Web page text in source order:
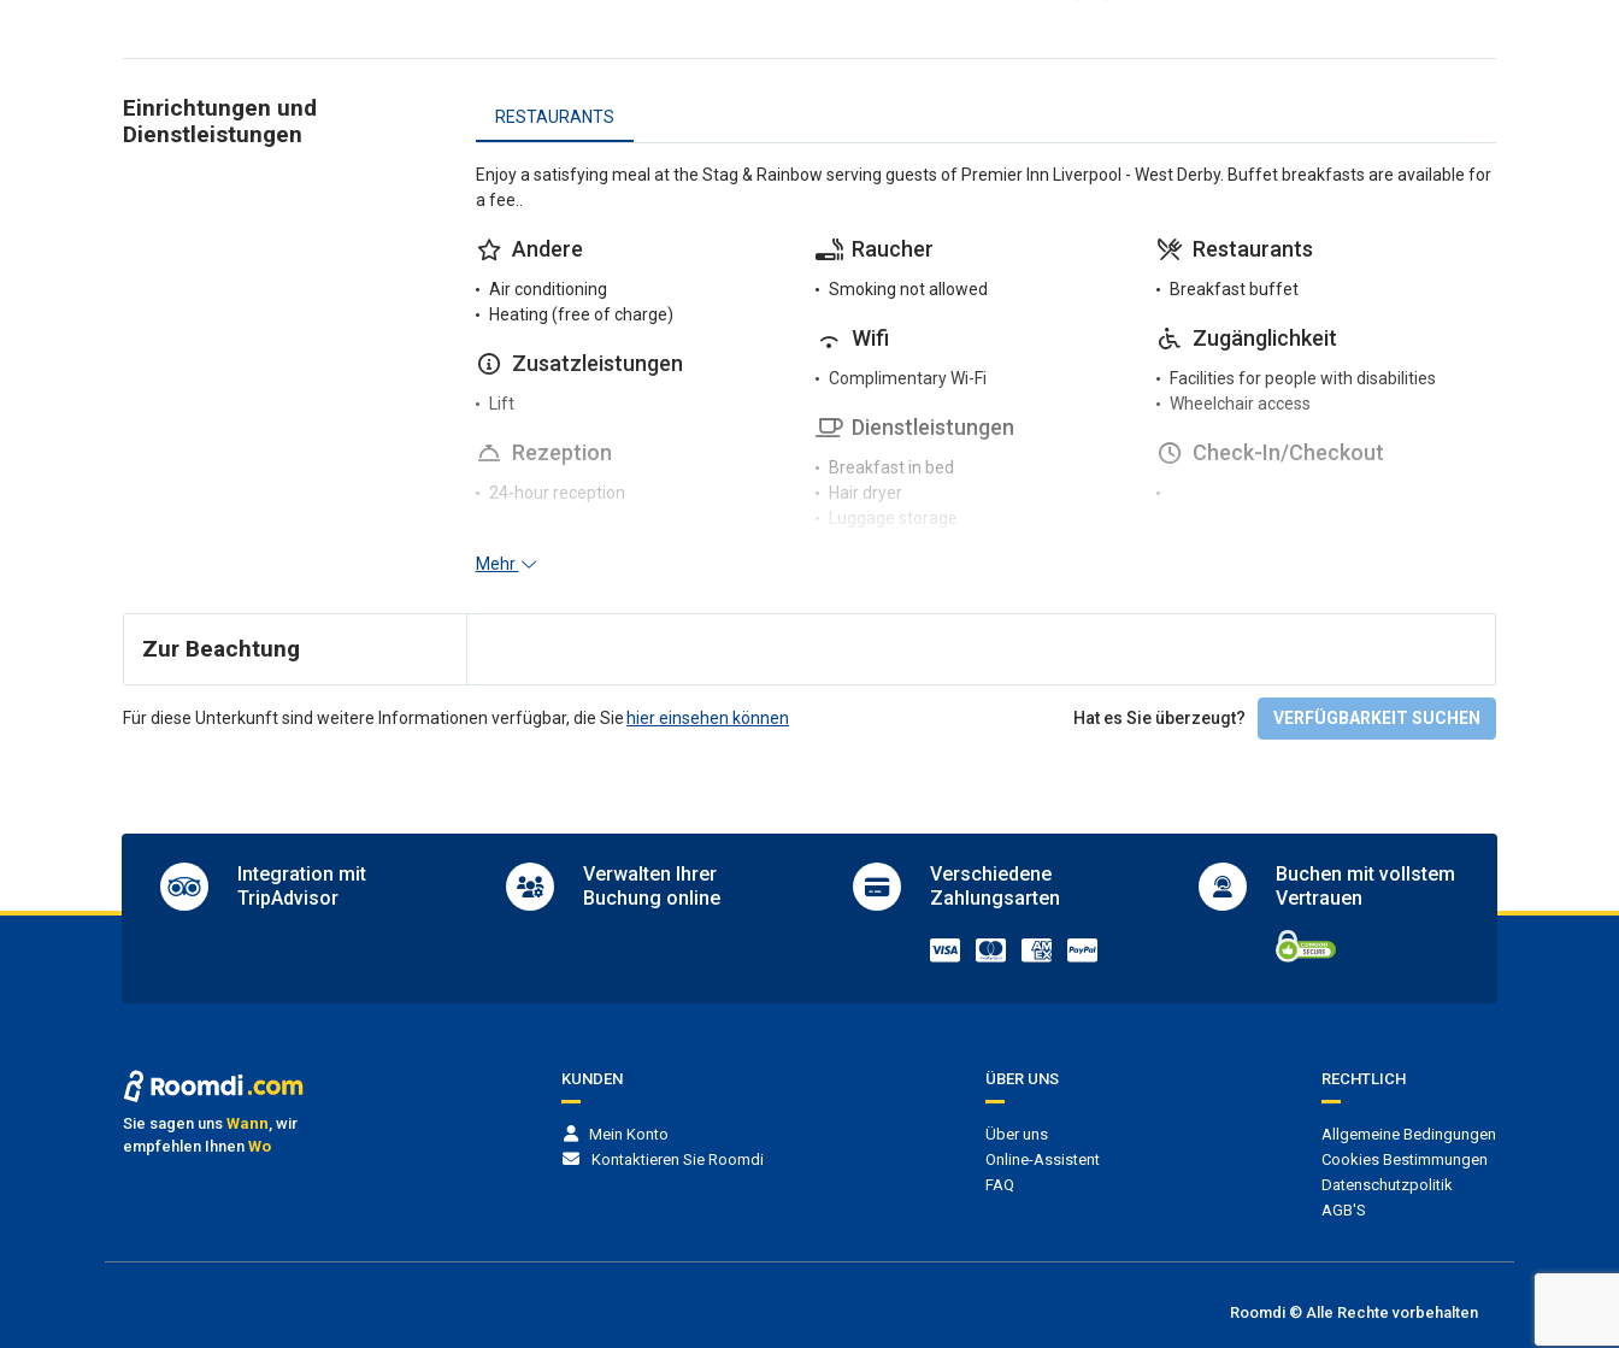
Einrichtungen und
Dienstleistungen
RESTAURANTS
Enjoy a satisfying meal at the Stag & Rainbow serving guests of Premier Inn Liverpool - West Derby. Buffet breakfasts are available for
a fee..
Andere
Air conditioning
Heating (free of charge)
Zusatzleistungen
Lift
Rezeption
24-hour reception
Raucher
Smoking not allowed
Wifi
Complimentary Wi-Fi
Dienstleistungen
Breakfast in bed
Hair dryer
Luggage storage
Restaurants
Breakfast buffet
Zugänglichkeit
Facilities for people with disabilities
Wheelchair access
Check-In/Checkout
Mehr
Zur Beachtung
Für diese Unterkunft sind weitere Informationen verfügbar, die Sie hier einsehen können Hat es Sie überzeugt? VERFÜGBARKEIT SUCHEN
Integration mit
TripAdvisor
Verwalten Ihrer
Buchung online
Verschiedene
Zahlungsarten
Buchen mitvollstem
Vertrauen
Sie sagen uns Wann , wir
empfehlen Ihnen Wo
KUNDEN
Mein Konto
Kontaktieren Sie Roomdi
ÜBER UNS
Über uns
Online-Assistent
FAQ
RECHTLICH
Allgemeine Bedingungen
Cookies Bestimmungen
Datenschutzpolitik
AGB'S
Roomdi © Alle Rechte vorbehalten